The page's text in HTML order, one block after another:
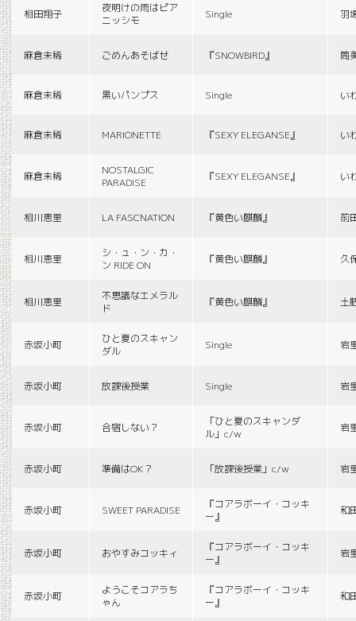
相田翔子
夜明けの雨はピア
ニッシモ
Single 羽
麻倉未稀 ごめんあそばせ 『SNOWBIRD』 筒
麻倉未稀 黒いパンプス Single い
麻倉未稀 MARIONETTE 『SEXY ELEGANSE』 い
麻倉未稀
NOSTALGIC
PARADISE
『SEXY ELEGANSE』 い
相川恵里 LA FASCNATION 『黄色い麒麟』 前
相川恵里
シ・ュ・ン・カ・
ン RIDE ON
『黄色い麒麟』 久
相川恵里
不思議なエメラル
ド
『黄色い麒麟』 土
赤坂小町
ひと夏のスキャン
ダル
Single 岩
赤坂小町 放課後授業 Single 岩
赤坂小町 合宿しない？
「ひと夏のスキャンダ
ル」c/w
岩
赤坂小町 準備はOK？ 「放課後授業」c/w 岩
赤坂小町 SWEET PARADISE
『コアラボーイ・コッキ
ー』
和
赤坂小町 おやすみコッキィ
『コアラボーイ・コッキ
ー』
岩
赤坂小町
ようこそコアラち
ゃん
『コアラボーイ・コッキ
ー』
和